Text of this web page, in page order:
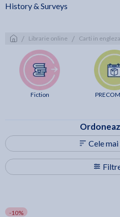
History & Surveys
/ Librarie online / Carti in engleza
Fiction
Cele
-10%